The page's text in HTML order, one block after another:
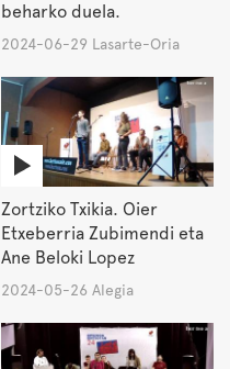
beharko duela.
2024-06-29 Lasarte-Oria
Zortziko Txikia. Oier
Etxeberria Zubimendi eta
Ane Beloki Lopez
2024-05-26 Alegia